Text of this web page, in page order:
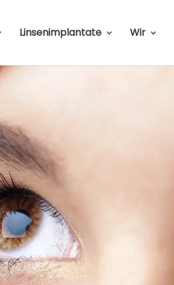
Linsenimplantate Wir